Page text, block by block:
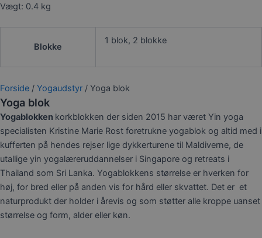
Vægt: 0.4 kg
Blokke
1 blok, 2 blokke
Forside / Yogaudstyr / Yoga blok
Yoga blok
Yogablokken korkblokken der siden 2015 har været Yin yoga
specialisten Kristine Marie Rost foretrukne yogablok og altid med i
kufferten på hendes rejser lige dykkerturene til Maldiverne, de
utallige yin yogalæreruddannelser i Singapore og retreats i
Thailand som Sri Lanka. Yogablokkens størrelse er hverken for
høj, for bred eller på anden vis for hård eller skvattet. Det er et
naturprodukt der holder i årevis og som støtter alle kroppe uanset
størrelse og form, alder eller køn.